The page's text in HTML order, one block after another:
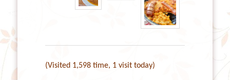
(Visited 1,598 time, 1 visit today)